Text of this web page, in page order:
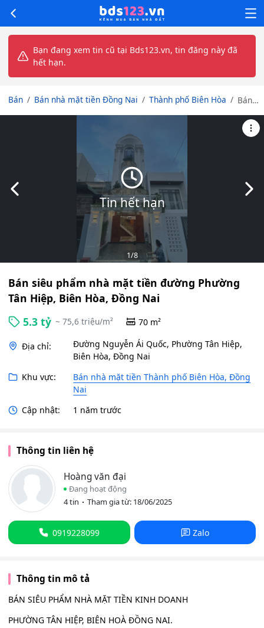
Bạn đang xem tin cũ tại Bds123.vn, tin đăng này đã
hết hạn.
Bán Bán nhà mặt tiền Đồng Nai Thành phố Biên Hòa
Bán
phẩm
nhà
Tân
Tin hết hạn
Slide trước
1/8
Bán siêu phẩm nhà mặt tiền đường Phường
Tân Hiệp, Biên Hòa, Đồng Nai
5.3 tỷ ~ 75,6 triệu/m² 70 m²
Địa chỉ:
Đường Nguyễn Ái Quốc, Phường Tân Hiệp,
Biên Hòa, Đồng Nai
Khu vực:
Bán nhà mặt tiền Thành phố Biên Hòa, Đồng
Nai
Cập nhật:
1 năm trước
Thông tin liên hệ
Hoàng văn đại
Đang hoạt động
4 tin
Tham gia từ: 18/06/2025
0919228099 Zalo
Thông tin mô tả
BÁN SIÊU PHẨM NHÀ MẶT TIỀN KINH DOANH
PHƯỜNG TÂN HIỆP, BIÊN HOÀ ĐỒNG NAI.